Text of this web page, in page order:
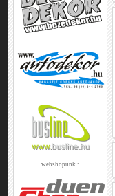
webshopunk :